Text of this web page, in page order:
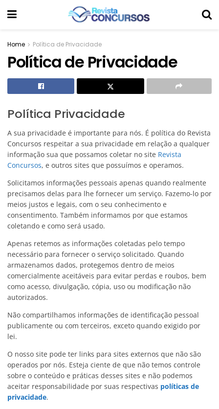
Home Política de Privacidade
Política de Privacidade
Política Privacidade
A sua privacidade é importante para nós. É política do Revista
Concursos respeitar a sua privacidade em relação a qualquer
informação sua que possamos coletar no site Revista
Concursos, e outros sites que possuímos e operamos.
Solicitamos informações pessoais apenas quando realmente
precisamos delas para lhe fornecer um serviço. Fazemo-lo por
meios justos e legais, com o seu conhecimento e
consentimento. Também informamos por que estamos
coletando e como será usado.
Apenas retemos as informações coletadas pelo tempo
necessário para fornecer o serviço solicitado. Quando
armazenamos dados, protegemos dentro de meios
comercialmente aceitáveis ​​para evitar perdas e roubos, bem
como acesso, divulgação, cópia, uso ou modificação não
autorizados.
Não compartilhamos informações de identificação pessoal
publicamente ou com terceiros, exceto quando exigido por
lei.
O nosso site pode ter links para sites externos que não são
operados por nós. Esteja ciente de que não temos controle
sobre o conteúdo e práticas desses sites e não podemos
aceitar responsabilidade por suas respectivas políticas de
privacidade.